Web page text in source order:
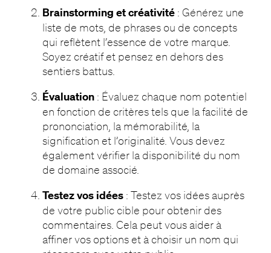
Brainstorming et créativité: Générez une
liste de mots, de phrases ou de concepts
qui reflètent l’essence de votre marque.
Soyez créatif et pensez en dehors des
sentiers battus.
Évaluation: Évaluez chaque nom potentiel
en fonction de critères tels que la facilité de
prononciation, la mémorabilité, la
signification et l’originalité. Vous devez
également vérifier la disponibilité du nom
de domaine associé.
Testez vos idées: Testez vos idées auprès
de votre public cible pour obtenir des
commentaires. Cela peut vous aider à
affiner vos options et à choisir un nom qui